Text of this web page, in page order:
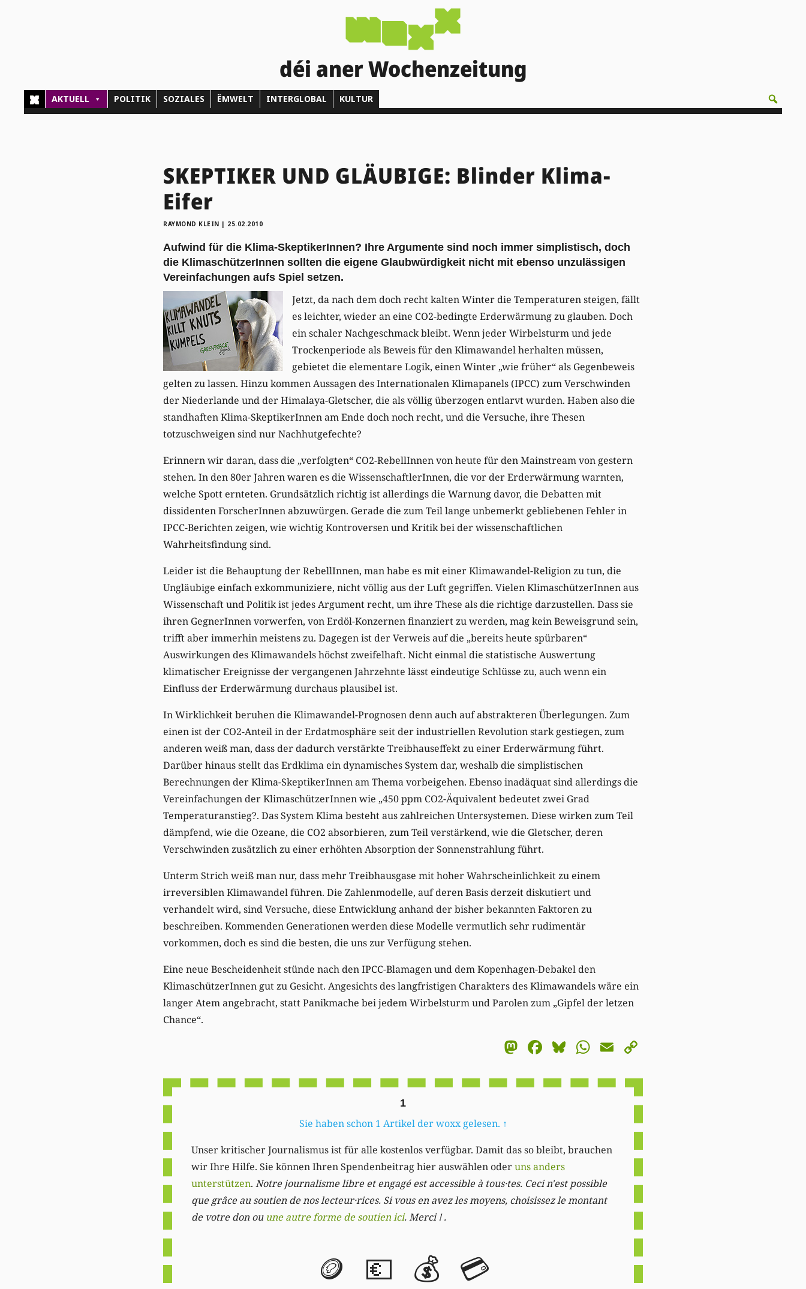
déi aner Wochenzeitung
AKTUELL POLITIK SOZIALES ËMWELT INTERGLOBAL KULTUR
SKEPTIKER UND GLÄUBIGE: Blinder Klima-
Eifer
RAYMOND KLEIN | 25.02.2010
Aufwind für die Klima-SkeptikerInnen? Ihre Argumente sind noch immer simplistisch, doch
die KlimaschützerInnen sollten die eigene Glaubwürdigkeit nicht mit ebenso unzulässigen
Vereinfachungen aufs Spiel setzen.
Jetzt, da nach dem doch recht kalten Winter die Temperaturen steigen, fällt
es leichter, wieder an eine CO2-bedingte Erderwärmung zu glauben. Doch
ein schaler Nachgeschmack bleibt. Wenn jeder Wirbelsturm und jede
Trockenperiode als Beweis für den Klimawandel herhalten müssen,
gebietet die elementare Logik, einen Winter „wie früher“ als Gegenbeweis
gelten zu lassen. Hinzu kommen Aussagen des Internationalen Klimapanels (IPCC) zum Verschwinden
der Niederlande und der Himalaya-Gletscher, die als völlig überzogen entlarvt wurden. Haben also die
standhaften Klima-SkeptikerInnen am Ende doch noch recht, und die Versuche, ihre Thesen
totzuschweigen sind nur Nachhutgefechte?
Erinnern wir daran, dass die „verfolgten“ CO2-RebellInnen von heute für den Mainstream von gestern
stehen. In den 80er Jahren waren es die WissenschaftlerInnen, die vor der Erderwärmung warnten,
welche Spott ernteten. Grundsätzlich richtig ist allerdings die Warnung davor, die Debatten mit
dissidenten ForscherInnen abzuwürgen. Gerade die zum Teil lange unbemerkt gebliebenen Fehler in
IPCC-Berichten zeigen, wie wichtig Kontroversen und Kritik bei der wissenschaftlichen
Wahrheitsfindung sind.
Leider ist die Behauptung der RebellInnen, man habe es mit einer Klimawandel-Religion zu tun, die
Ungläubige einfach exkommuniziere, nicht völlig aus der Luft gegriffen. Vielen KlimaschützerInnen aus
Wissenschaft und Politik ist jedes Argument recht, um ihre These als die richtige darzustellen. Dass sie
ihren GegnerInnen vorwerfen, von Erdöl-Konzernen finanziert zu werden, mag kein Beweisgrund sein,
trifft aber immerhin meistens zu. Dagegen ist der Verweis auf die „bereits heute spürbaren“
Auswirkungen des Klimawandels höchst zweifelhaft. Nicht einmal die statistische Auswertung
klimatischer Ereignisse der vergangenen Jahrzehnte lässt eindeutige Schlüsse zu, auch wenn ein
Einfluss der Erderwärmung durchaus plausibel ist.
In Wirklichkeit beruhen die Klimawandel-Prognosen denn auch auf abstrakteren Überlegungen. Zum
einen ist der CO2-Anteil in der Erdatmosphäre seit der industriellen Revolution stark gestiegen, zum
anderen weiß man, dass der dadurch verstärkte Treibhauseffekt zu einer Erderwärmung führt.
Darüber hinaus stellt das Erdklima ein dynamisches System dar, weshalb die simplistischen
Berechnungen der Klima-SkeptikerInnen am Thema vorbeigehen. Ebenso inadäquat sind allerdings die
Vereinfachungen der KlimaschützerInnen wie „450 ppm CO2-Äquivalent bedeutet zwei Grad
Temperaturanstieg?. Das System Klima besteht aus zahlreichen Untersystemen. Diese wirken zum Teil
dämpfend, wie die Ozeane, die CO2 absorbieren, zum Teil verstärkend, wie die Gletscher, deren
Verschwinden zusätzlich zu einer erhöhten Absorption der Sonnenstrahlung führt.
Unterm Strich weiß man nur, dass mehr Treibhausgase mit hoher Wahrscheinlichkeit zu einem
irreversiblen Klimawandel führen. Die Zahlenmodelle, auf deren Basis derzeit diskutiert und
verhandelt wird, sind Versuche, diese Entwicklung anhand der bisher bekannten Faktoren zu
beschreiben. Kommenden Generationen werden diese Modelle vermutlich sehr rudimentär
vorkommen, doch es sind die besten, die uns zur Verfügung stehen.
Eine neue Bescheidenheit stünde nach den IPCC-Blamagen und dem Kopenhagen-Debakel den
KlimaschützerInnen gut zu Gesicht. Angesichts des langfristigen Charakters des Klimawandels wäre ein
langer Atem angebracht, statt Panikmache bei jedem Wirbelsturm und Parolen zum „Gipfel der letzen
Chance“.
Mastodon
Facebook
Bluesky
WhatsApp
Email
1
Sie haben schon 1 Artikel der woxx gelesen. ↑
Unser kritischer Journalismus ist für alle kostenlos verfügbar. Damit das so bleibt, brauchen
wir Ihre Hilfe. Sie können Ihren Spendenbeitrag hier auswählen oderuns anders
unterstützen. Notre journalisme libre et engagé est accessible à tous·tes. Ceci n'est possible
que grâce au soutien de nos lecteur·rices. Si vous en avez les moyens, choisissez le montant
de votre don ou une autre forme de soutien ici. Merci ! .
🪙 💶 💰 💳